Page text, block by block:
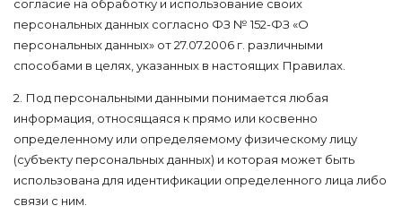
согласие на обработку и использование своих
персональных данных согласно ФЗ № 152-ФЗ «О
персональных данных» от 27.07.2006 г. различными
способами в целях, указанных в настоящих Правилах.
2. Под персональными данными понимается любая
информация, относящаяся к прямо или косвенно
определенному или определяемому физическому лицу
(субъекту персональных данных) и которая может быть
использована для идентификации определенного лица либо
связи с ним.